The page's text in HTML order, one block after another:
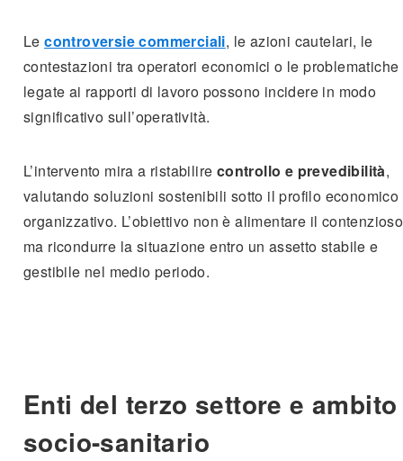
Lecontroversie commerciali, le azioni cautelari, le
contestazioni tra operatori economici o le problematiche
legate ai rapporti di lavoro possono incidere in modo
significativo sull’operatività.
L’intervento mira a ristabilire controllo e prevedibilità,
valutando soluzioni sostenibili sotto il profilo economico
organizzativo. L’obiettivo non è alimentare il
ma ricondurre la situazione entro un assetto stabile e
gestibile nel medio periodo.
Enti del terzo settore e ambito
socio-sanitario